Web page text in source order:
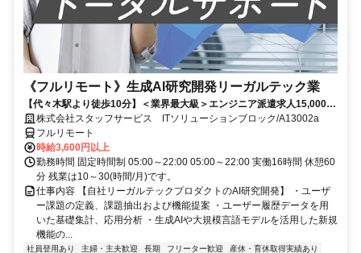
《フルリモート》生成AI研究開発リーガルテック業
【代々木駅より徒歩10分】＜業界最大級＞エンジニア派遣求人15,000件
以上◎ 来社不要のカンタン登録→最短2日で就業可能！！
株式会社スタッフサービス ITソリューションブロック/A13002a
フルリモート
時給3,600円以上
勤務時間 固定時間制 05:00～22:00 05:00～22:00 実働16時間 休憩60
分 残業は10～30(時間/月)です。
仕事内容 【自社リーガルテックプロダクトのAI研究開発】 ・ユーザ
ー課題の定義、課題抽出および機能提案 ・ユーザー履歴データを用
いた基礎集計、応用分析 ・生成AIや大規模言語モデルを活用した新規
機能の...
社員登用あり 主婦・主夫歓迎 長期 フリーター歓迎
産休・育休取得実績あり